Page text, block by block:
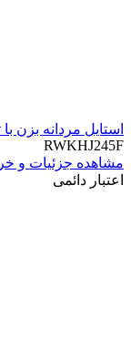
استایل مردانه بزن با تخفیف 200 هزار
RWKHJ245F
مشاهده جزئیات و
اعتبار دائمی